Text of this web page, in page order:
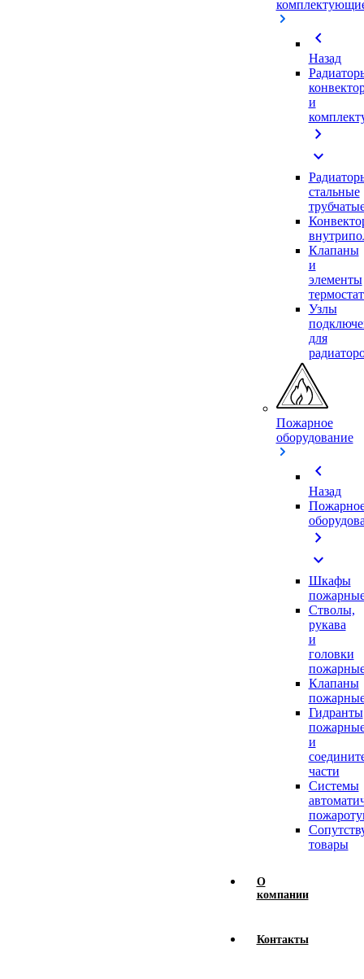
chevron_left
Назад
и
chevron_right
expand_more
стальные
Клапаны
и
элементы
Узлы
для
Пожарное
оборудование
chevron_left
Назад
chevron_right
expand_more
Шкафы
Стволы,
рукава
и
головки
Клапаны
Гидранты
и
части
Системы
товары
О
компании
Контакты